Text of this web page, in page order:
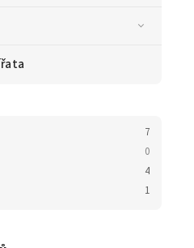
7
0
4
1